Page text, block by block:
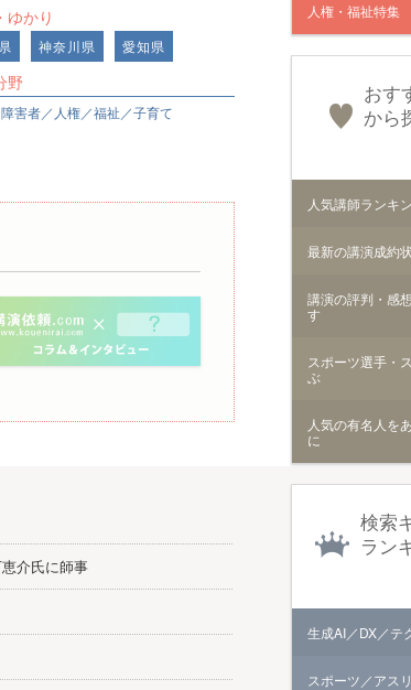
ゆかり
神奈川県 愛知県
野
害者／人権／福祉／子育て
人権・福祉特集
おす
から
人気講師ランキ
最新の講演成約
講演の評判・感
す
スポーツ選手・
ぶ
人気の有名人を
に
検索
ラン
生成AI／DX／テ
スポーツ／アス
介氏に師事